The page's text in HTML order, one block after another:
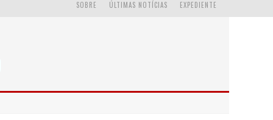
EXPEDIENTE
ÚLTIMAS NOTÍCIAS
SOBRE